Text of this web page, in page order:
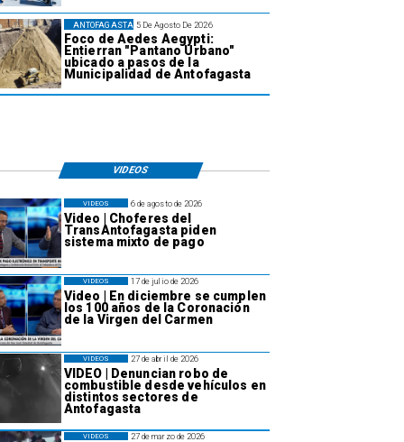
5 De Agosto De 2026
Foco de Aedes Aegypti:
Entierran "Pantano Urbano"
ubicado a pasos de la
Municipalidad de Antofagasta
ANTOFAGASTA
VIDEOS
6 de agosto de 2026
Video | Choferes del
TransAntofagasta piden
sistema mixto de pago
VIDEOS
17 de julio de 2026
Video | En diciembre se cumplen
los 100 años de la Coronación
de la Virgen del Carmen
VIDEOS
27 de abril de 2026
VIDEO | Denuncian robo de
combustible desde vehículos en
distintos sectores de
Antofagasta
VIDEOS
27 de marzo de 2026
VIDEOS